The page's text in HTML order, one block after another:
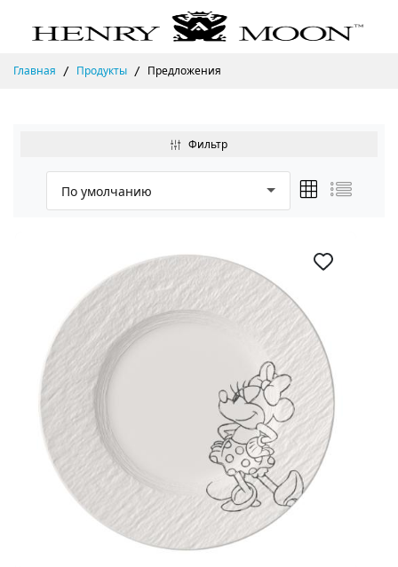
Главная Продукты Предложения
Фильтр